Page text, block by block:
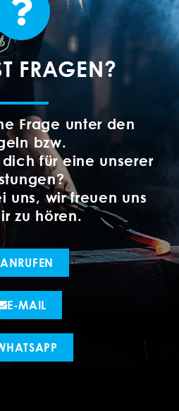
FRAGEN?
Frage unter den
bzw.
für eine unserer
uns, wir freuen uns
zu hören.
ANRUFEN
E-MAIL